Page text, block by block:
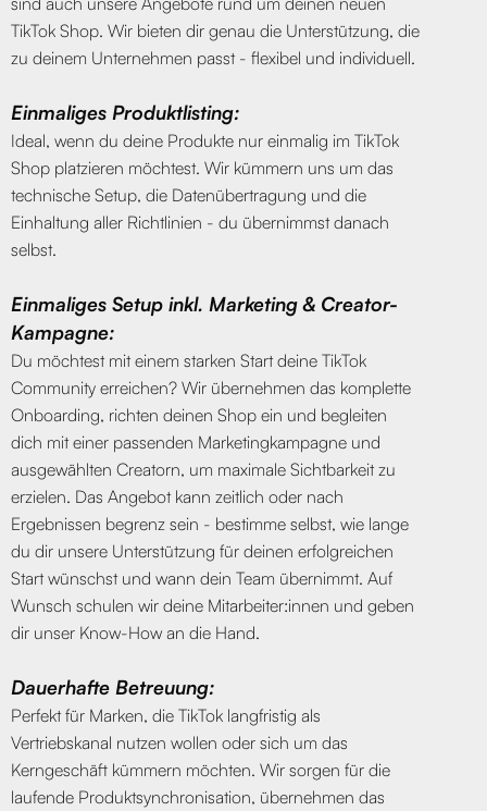
TikTok Shop. Wir bieten dir genau die Unterstützung, die
zu deinem Unternehmen passt - flexibel und individuell.
Einmaliges Produktlisting:
Ideal, wenn du deine Produkte nur einmalig im TikTok
Shop platzieren möchtest. Wir kümmern uns um das
technische Setup, die Datenübertragung und die
Einhaltung aller Richtlinien - du übernimmst danach
selbst.
Einmaliges Setup inkl. Marketing & Creator-
Kampagne:
Du möchtest mit einem starken Start deine TikTok
Community erreichen? Wir übernehmen das komplette
Onboarding, richten deinen Shop ein und begleiten
dich mit einer passenden Marketingkampagne und
ausgewählten Creatorn, um maximale Sichtbarkeit zu
erzielen. Das Angebot kann zeitlich oder nach
Ergebnissen begrenz sein - bestimme selbst, wie lange
du dir unsere Unterstützung für deinen erfolgreichen
Start wünschst und wann dein Team übernimmt. Auf
Wunsch schulen wir deine Mitarbeiter:innen und geben
dir unser Know-How an die Hand.
Dauerhafte Betreuung:
Perfekt für Marken, die TikTok langfristig als
Vertriebskanal nutzen wollen oder sich um das
Kerngeschäft kümmern möchten. Wir sorgen für die
laufende Produktsynchronisation, übernehmen das